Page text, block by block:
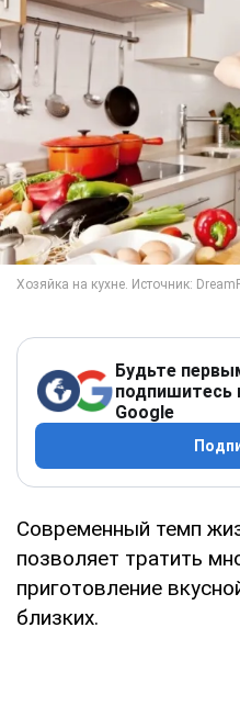
Будьте
подпишитесь
Google
Современный темп
позволяет тратить
приготовление
близких.